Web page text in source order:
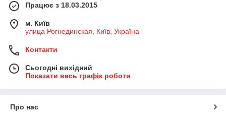
Працює з 18.03.2015
м. Київ
улица Рогнединская, Київ, Україна
Контакти
Сьогодні вихідний
Показати весь графік роботи
Про нас